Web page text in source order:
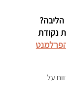
הליבה?
נקודת
על